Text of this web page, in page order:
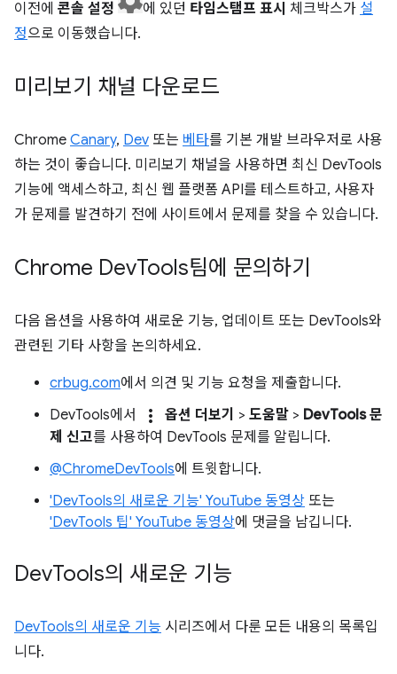
이전에 콘솔 설정 에 있던 타임스탬프 표시 체크박스가 설
정으로 이동했습니다.
미리보기 채널 다운로드
Chrome Canary, Dev 또는 베타를 기본 개발 브라우저로 사용
하는 것이 좋습니다. 미리보기 채널을 사용하면 최신 DevTools
기능에 액세스하고, 최신 웹 플랫폼 API를 테스트하고, 사용자
가 문제를 발견하기 전에 사이트에서 문제를 찾을 수 있습니다.
Chrome DevTools팀에 문의하기
다음 옵션을 사용하여 새로운 기능, 업데이트 또는 DevTools와
관련된 기타 사항을 논의하세요.
crbug.com에서 의견 및 기능 요청을 제출합니다.
DevTools에서
more_vert 옵션 더보기 > 도움말 > DevTools 문
제 신고를 사용하여 DevTools 문제를 알립니다.
@ChromeDevTools에 트윗합니다.
'DevTools의 새로운 기능' YouTube 동영상 또는
'DevTools 팁' YouTube 동영상에 댓글을 남깁니다.
DevTools의 새로운 기능
DevTools의 새로운 기능 시리즈에서 다룬 모든 내용의 목록입
니다.